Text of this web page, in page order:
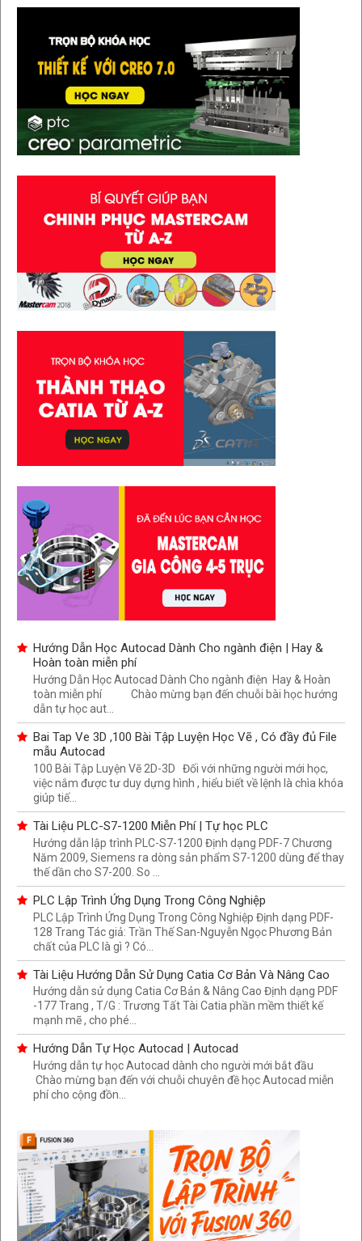
Hướng Dẫn Học Autocad Dành Cho ngành điện | Hay &
Hoàn toàn miễn phí
Hướng Dẫn Học Autocad Dành Cho ngành điện Hay & Hoàn
toàn miễn phí Chào mừng bạn đến chuỗi bài học hướng
dẫn tự học aut...
Bai Tap Ve 3D ,100 Bài Tập Luyện Học Vẽ , Có đầy đủ File
mẫu Autocad
100 Bài Tập Luyện Vẽ 2D-3D Đối với những người mới học,
việc nắm được tư duy dựng hình , hiểu biết về lệnh là chìa khóa
giúp tiế...
Tài Liệu PLC-S7-1200 Miễn Phí | Tự học PLC
Hướng dẫn lập trình PLC-S7-1200 Định dạng PDF-7 Chương
Năm 2009, Siemens ra dòng sản phẩm S7-1200 dùng để thay
thế dần cho S7-200. So ...
PLC Lập Trình Ứng Dụng Trong Công Nghiệp
PLC Lập Trình Ứng Dụng Trong Công Nghiệp Định dạng PDF-
128 Trang Tác giả: Trần Thế San-Nguyễn Ngọc Phương Bản
chất của PLC là gì ? Có...
Tài Liệu Hướng Dẫn Sử Dụng Catia Cơ Bản Và Nâng Cao
Hướng dẫn sử dụng Catia Cơ Bản & Nâng Cao Định dạng PDF
-177 Trang , T/G : Trương Tất Tài Catia phần mềm thiết kế
mạnh mẽ , cho phé...
Hướng Dẫn Tự Học Autocad | Autocad
Hướng dẫn tự học Autocad dành cho người mới bắt đầu
Chào mừng bạn đến với chuỗi chuyên đề học Autocad miễn
phí cho cộng đồn...